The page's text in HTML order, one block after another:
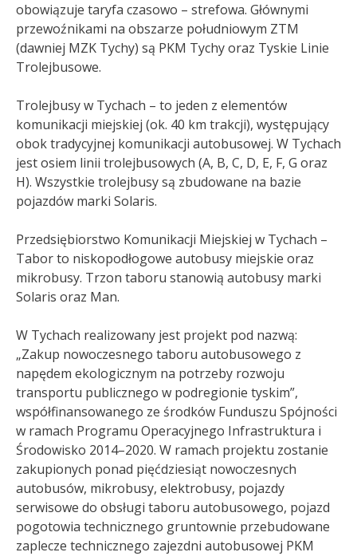
obowiązuje taryfa czasowo – strefowa. Głównymi
przewoźnikami na obszarze południowym ZTM
(dawniej MZK Tychy) są PKM Tychy oraz Tyskie Linie
Trolejbusowe.
Trolejbusy w Tychach – to jeden z elementów
komunikacji miejskiej (ok. 40 km trakcji), występujący
obok tradycyjnej komunikacji autobusowej. W Tychach
jest osiem linii trolejbusowych (A, B, C, D, E, F, G oraz
H). Wszystkie trolejbusy są zbudowane na bazie
pojazdów marki Solaris.
Przedsiębiorstwo Komunikacji Miejskiej w Tychach –
Tabor to niskopodłogowe autobusy miejskie oraz
mikrobusy. Trzon taboru stanowią autobusy marki
Solaris oraz Man.
W Tychach realizowany jest projekt pod nazwą:
„Zakup nowoczesnego taboru autobusowego z
napędem ekologicznym na potrzeby rozwoju
transportu publicznego w podregionie tyskim”,
współfinansowanego ze środków Funduszu Spójności
w ramach Programu Operacyjnego Infrastruktura i
Środowisko 2014–2020. W ramach projektu zostanie
zakupionych ponad pięćdziesiąt nowoczesnych
autobusów, mikrobusy, elektrobusy, pojazdy
serwisowe do obsługi taboru autobusowego, pojazd
pogotowia technicznego gruntownie przebudowane
zaplecze technicznego zajezdni autobusowej PKM